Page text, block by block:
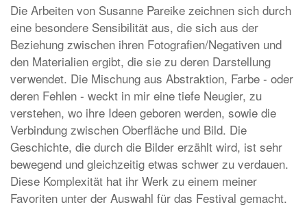
Die Arbeiten von Susanne Pareike zeichnen sich durch
eine besondere Sensibilität aus, die sich aus der
Beziehung zwischen ihren Fotografien/Negativen und
den Materialien ergibt, die sie zu deren Darstellung
verwendet. Die Mischung aus Abstraktion, Farbe - oder
deren Fehlen - weckt in mir eine tiefe Neugier, zu
verstehen, wo ihre Ideen geboren werden, sowie die
Verbindung zwischen Oberfläche und Bild. Die
Geschichte, die durch die Bilder erzählt wird, ist sehr
bewegend und gleichzeitig etwas schwer zu verdauen.
Diese Komplexität hat ihr Werk zu einem meiner
Favoriten unter der Auswahl für das Festival gemacht.